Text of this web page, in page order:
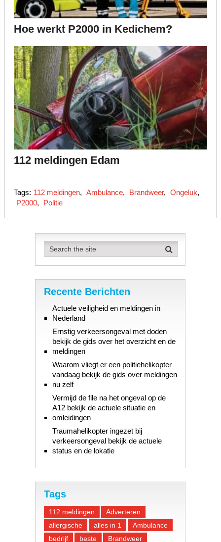
Hoe werkt P2000 in Kedichem?
112 meldingen Edam
Tags: 112 meldingen, Ambulance, Brandweer, Ongeluk,
P2000, Politie
Recente Berichten
Actuele veiligheid en meldingen in
Nederland
Ernstig verkeersongeval met doden
bekijk de gids over het overzicht en de
meldingen
Waarom vliegt er een politiehelikopter
vandaag bekijk de gids over meldingen
nu zelf
Vermijd de file na het ongeval op de
A12 bekijk de actuele situatie en
omleidingen
Traumahelikopter ingezet bij
verkeersongeval bekijk de actuele
status en de lokatie
Tags
112 meldingen
Adverteren
allergische
alles in 1
Ambulance
bedrijf
beste Brandweer